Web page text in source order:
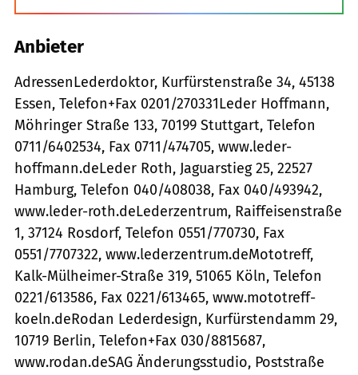
Anbieter
AdressenLederdoktor, Kurfürstenstraße 34, 45138
Essen, Telefon+Fax 0201/270331Leder Hoffmann,
Möhringer Straße 133, 70199 Stuttgart, Telefon
0711/6402534, Fax 0711/474705, www.leder-
hoffmann.deLeder Roth, Jaguarstieg 25, 22527
Hamburg, Telefon 040/408038, Fax 040/493942,
www.leder-roth.deLederzentrum, Raiffeisenstraße
1, 37124 Rosdorf, Telefon 0551/770730, Fax
0551/7707322, www.lederzentrum.deMototreff,
Kalk-Mülheimer-Straße 319, 51065 Köln, Telefon
0221/613586, Fax 0221/613465, www.mototreff-
koeln.deRodan Lederdesign, Kurfürstendamm 29,
10719 Berlin, Telefon+Fax 030/8815687,
www.rodan.deSAG Änderungsstudio, Poststraße